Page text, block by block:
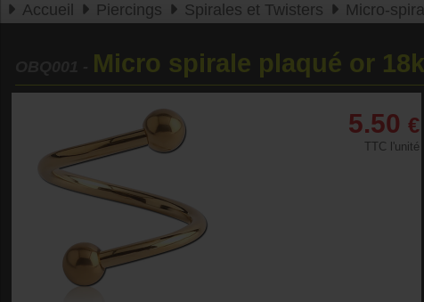
Accueil Piercings Spirales et Twisters Micro-
Micro spirale plaqué or
5.50 €
TTC l'unité